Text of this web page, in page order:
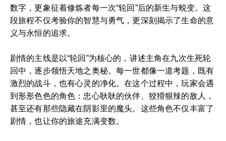
数字，更象征着修炼者每一次“轮回”后的新生与蜕变。这
段旅程不仅考验你的智慧与勇气，更深刻揭示了生命的意
义与永恒的追求。
剧情的主线是以“轮回”为核心的，讲述主角在九次生死轮
回中，逐步领悟天地之奥秘。每一世都像一道考题，既有
激烈的战斗，也有心灵的净化。在这个过程中，玩家会遇
到形形色色的角色：忠心耿耿的伙伴、狡猾狠辣的敌人，
甚至还有那些隐藏在阴影里的魔头。这些角色不仅丰富了
剧情，也让你的旅途充满变数。